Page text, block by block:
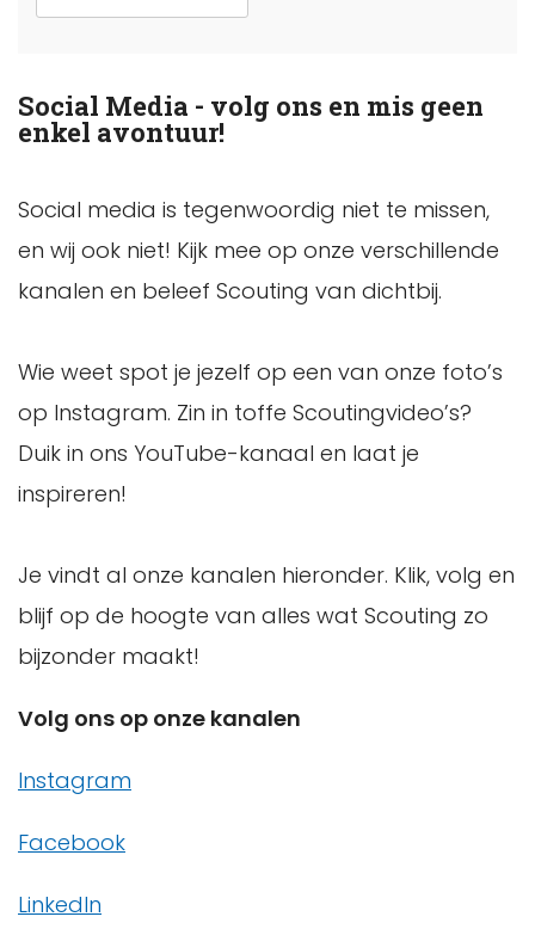
Social Media - volg ons en mis geen
enkel avontuur!
Social media is tegenwoordig niet te missen,
en wij ook niet! Kijk mee op onze verschillende
kanalen en beleef Scouting van dichtbij.
Wie weet spot je jezelf op een van onze foto’s
op Instagram. Zin in toffe Scoutingvideo’s?
Duik in ons YouTube-kanaal en laat je
inspireren!
Je vindt al onze kanalen hieronder. Klik, volg en
blijf op de hoogte van alles wat Scouting zo
bijzonder maakt!
Volg ons op onze kanalen
Instagram
Facebook
LinkedIn